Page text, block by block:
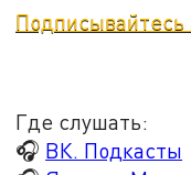
Подписывайтесь
Где слушать:
🎧 ВК. Подкасты